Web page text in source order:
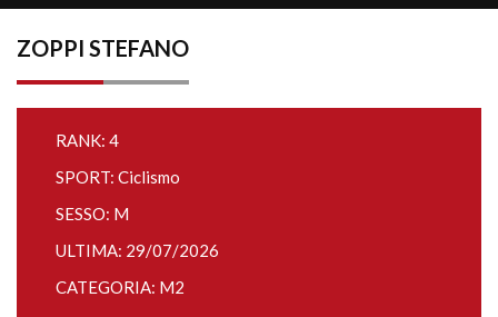
ZOPPI STEFANO
RANK: 4
SPORT: Ciclismo
SESSO: M
ULTIMA: 29/07/2026
CATEGORIA: M2